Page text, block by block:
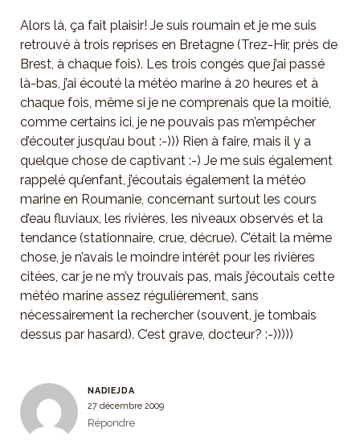
Alors là, ça fait plaisir! Je suis roumain et je me suis
retrouvé à trois reprises en Bretagne (Trez-Hir, près de
Brest, à chaque fois). Les trois congés que j’ai passé
là-bas, j’ai écouté la météo marine à 20 heures et à
chaque fois, même si je ne comprenais que la moitié,
comme certains ici, je ne pouvais pas m’empêcher
d’écouter jusqu’au bout :-))) Rien à faire, mais il y a
quelque chose de captivant :-) Je me suis également
rappelé qu’enfant, j’écoutais également la météo
marine en Roumanie, concernant surtout les cours
d’eau fluviaux, les rivières, les niveaux observés et la
tendance (stationnaire, crue, décrue). C’était la même
chose, je n’avais le moindre intérêt pour les rivières
citées, car je ne m’y trouvais pas, mais j’écoutais cette
météo marine assez régulièrement, sans
nécessairement la rechercher (souvent, je tombais
dessus par hasard). C’est grave, docteur? :-)))))
NADIEJDA
27 décembre 2009
Répondre